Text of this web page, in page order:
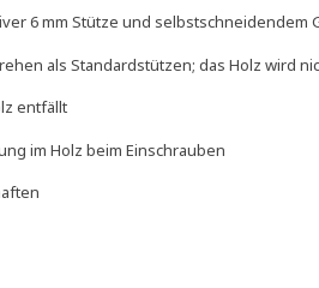
6 mm Stütze und selbstschneidendem
als Standardstützen; das Holz wird
entfällt
im Holz beim Einschrauben